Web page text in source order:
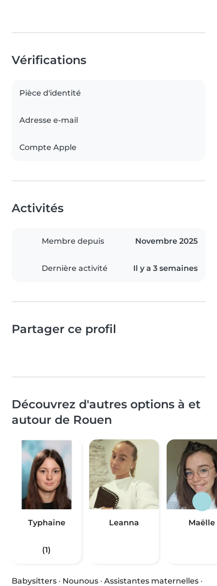
Vérifications
Pièce d'identité
Adresse e-mail
Compte Apple
Activités
Membre depuis Novembre 2025
Dernière activité Il y a 3 semaines
Partager ce profil
Découvrez d'autres options à et
autour de Rouen
Typhaine
(1)
Leanna Maëlle
Babysitters · Nounous · Assistantes maternelles ·